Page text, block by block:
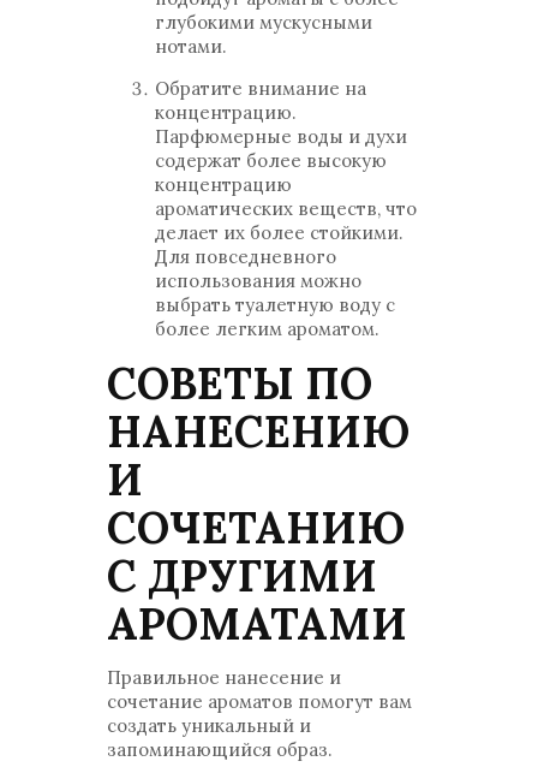
глубокими мускусными
нотами.
Обратите внимание на
концентрацию.
Парфюмерные воды и духи
содержат более высокую
концентрацию
ароматических веществ, что
делает их более стойкими.
Для повседневного
использования можно
выбрать туалетную воду с
более легким ароматом.
СОВЕТЫ ПО
НАНЕСЕНИЮ
И
СОЧЕТАНИЮ
С ДРУГИМИ
АРОМАТАМИ
Правильное нанесение и
сочетание ароматов помогут вам
создать уникальный и
запоминающийся образ.